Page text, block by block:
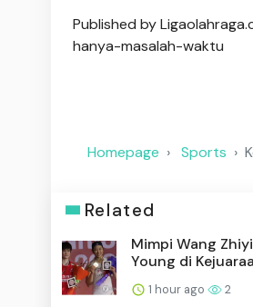
Published by
hanya-masalah-waktu
Homepage Sports
Related
Mimpi Wang
Young di
1 hour ago 2